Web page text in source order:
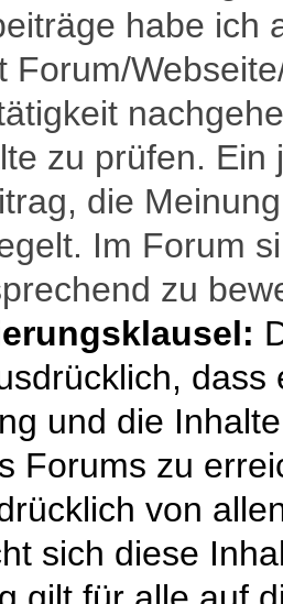
habe ich
Forum/
zu prüfen.
die
Im Forum
zu
und die
Forums zu
von
sich diese